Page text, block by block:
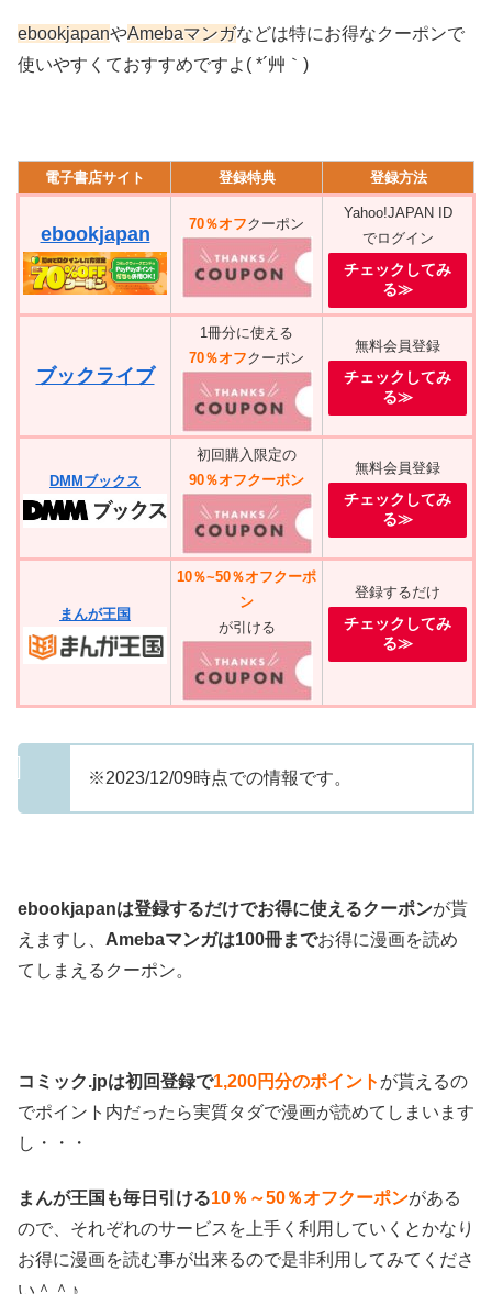
ebookjapanやAmebaマンガなどは特にお得なクーポンで
使いやすくておすすめですよ( *´艸｀)
電子書店サイト 登録特典 登録方法
ebookjapan 70％オフクーポン
Yahoo!JAPAN ID
でログイン
チェックしてみ
る≫
ブックライブ
1冊分に使える
70％オフクーポン
無料会員登録
チェックしてみ
る≫
DMMブックス
初回購入限定の
90％オフクーポン
無料会員登録
チェックしてみ
る≫
まんが王国
10％~50％オフクーポ
ン
が引ける
登録するだけ
チェックしてみ
る≫
※2023/12/09時点での情報です。
ebookjapanは登録するだけでお得に使えるクーポンが貰
えますし、 Amebaマンガは100冊までお得に漫画を読め
てしまえるクーポン。
コミック.jpは初回登録で1,200円分のポイント が貰えるの
でポイント内だったら実質タダで漫画が読めてしまいます
し・・・
まんが王国も毎日引ける10％～50％オフクーポンがある
ので、それぞれのサービスを上手く利用していくとかなり
お得に漫画を読む事が出来るので是非利用してみてくださ